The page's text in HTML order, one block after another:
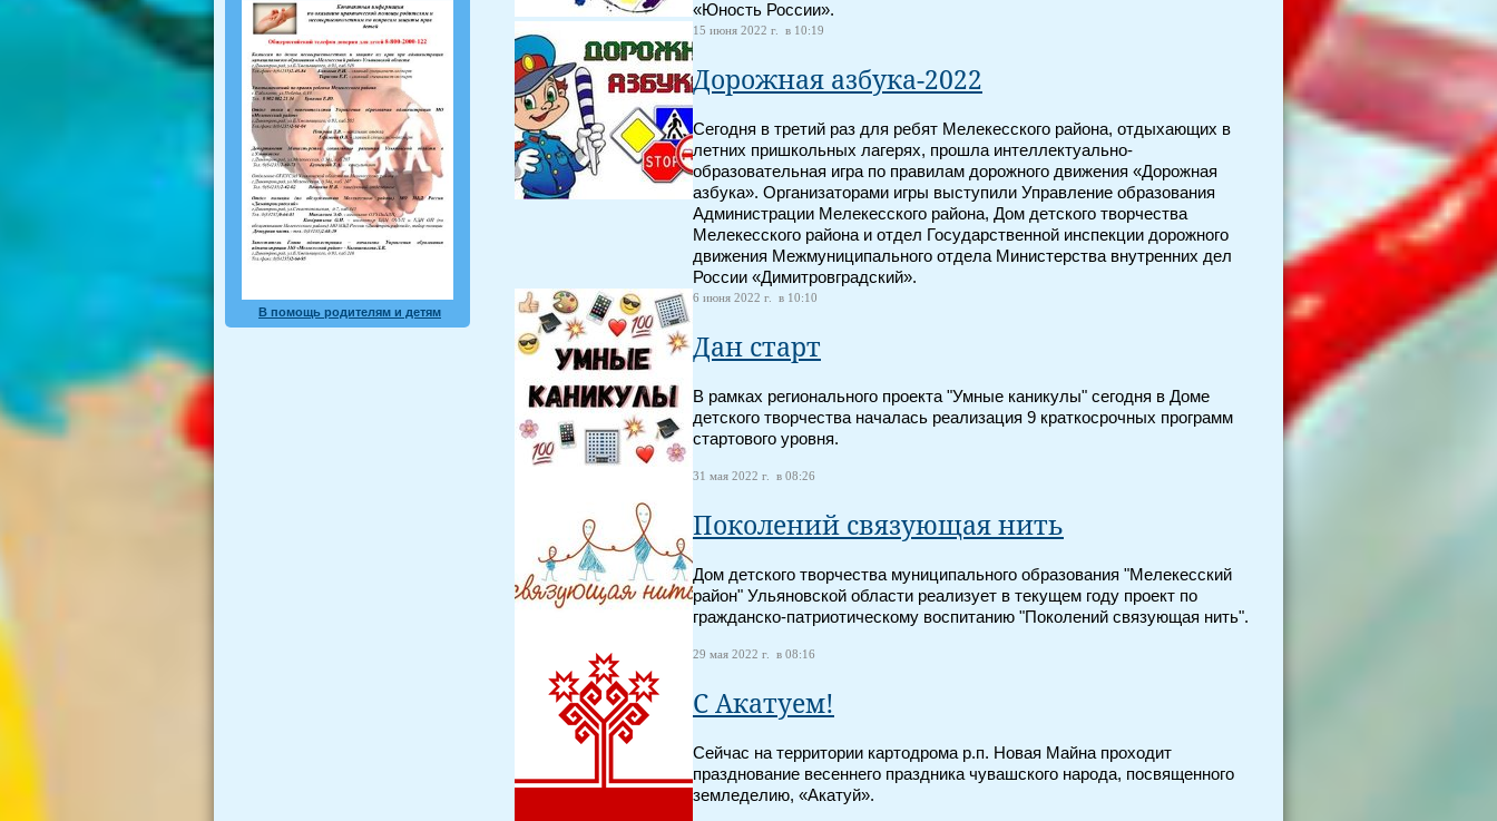
В помощь родителям и детям
«Юность России».
15 июня 2022 г. в 10:19
Дорожная азбука-2022
Сегодня в третий раз для ребят Мелекесского района, отдыхающих в
летних пришкольных лагерях, прошла интеллектуально-
образовательная игра по правилам дорожного движения «Дорожная
азбука». Организаторами игры выступили Управление образования
Администрации Мелекесского района, Дом детского творчества
Мелекесского района и отдел Государственной инспекции дорожного
движения Межмуниципального отдела Министерства внутренних дел
России «Димитровградский».
6 июня 2022 г. в 10:10
Дан старт
В рамках регионального проекта "Умные каникулы" сегодня в Доме
детского творчества началась реализация 9 краткосрочных программ
стартового уровня.
31 мая 2022 г. в 08:26
Поколений связующая нить
Дом детского творчества муниципального образования "Мелекесский
район" Ульяновской области реализует в текущем году проект по
гражданско-патриотическому воспитанию "Поколений связующая нить".
29 мая 2022 г. в 08:16
С Акатуем!
Сейчас на территории картодрома р.п. Новая Майна проходит
празднование весеннего праздника чувашского народа, посвященного
земледелию, «Акатуй».